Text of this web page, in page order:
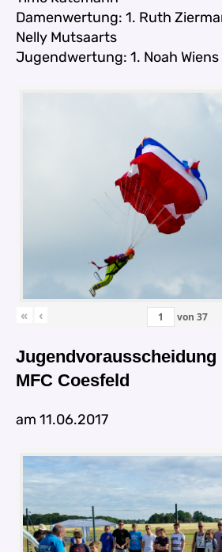
Damenwertung: 1. Ruth
Nelly Mutsaarts
Jugendwertung: 1. Noah
« ‹ von 37
Jugendvorausscheidung
MFC Coesfeld
am 11.06.2017